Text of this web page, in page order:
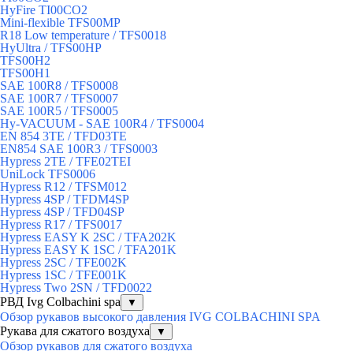
HyFire TI00CO2
Mini-flexible TFS00MP
R18 Low temperature / TFS0018
HyUltra / TFS00HP
TFS00H2
TFS00H1
SAE 100R8 / TFS0008
SAE 100R7 / TFS0007
SAE 100R5 / TFS0005
Hy-VACUUM - SAE 100R4 / TFS0004
EN 854 3TE / TFD03TE
EN854 SAE 100R3 / TFS0003
Hypress 2TE / TFE02TEI
UniLock TFS0006
Hypress R12 / TFSM012
Hypress 4SP / TFDM4SP
Hypress 4SP / TFD04SP
Hypress R17 / TFS0017
Hypress EASY K 2SC / TFA202K
Hypress EASY K 1SC / TFA201K
Hypress 2SC / TFE002K
Hypress 1SC / TFE001K
Hypress Two 2SN / TFD0022
РВД Ivg Colbachini spa
▼
Обзор рукавов высокого давления IVG COLBACHINI SPA
Рукава для сжатого воздуха
▼
Обзор рукавов для сжатого воздуха